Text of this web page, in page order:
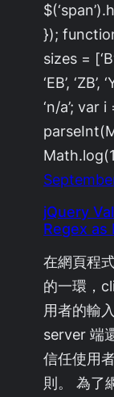
});
sizes =
‘EB’,
‘n/a’; var i
jQuery
Regex as
在網頁程
的一環，
用者的輸
server 端
信任使用
則。 為了